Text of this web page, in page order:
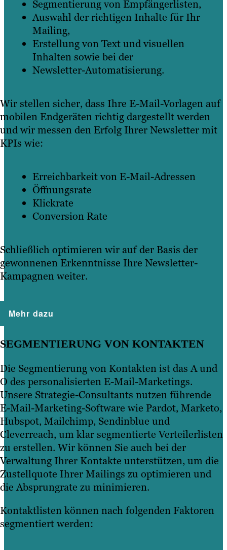
Segmentierung von Empfängerlisten,
Auswahl der richtigen Inhalte für Ihr
Mailing,
Erstellung von Text und visuellen
Inhalten sowie bei der
Newsletter-Automatisierung.
Wir stellen sicher, dass Ihre E-Mail-Vorlagen auf
mobilen Endgeräten richtig dargestellt werden
und wir messen den Erfolg Ihrer Newsletter mit
KPIs wie:
Erreichbarkeit von E-Mail-Adressen
Öffnungsrate
Klickrate
Conversion Rate
Schließlich optimieren wir auf der Basis der
gewonnenen Erkenntnisse Ihre Newsletter-
Kampagnen weiter.
Mehr dazu
SEGMENTIERUNG VON KONTAKTEN
Die Segmentierung von Kontakten ist das A und
O des personalisierten E-Mail-Marketings.
Unsere Strategie-Consultants nutzen führende
E-Mail-Marketing-Software wie Pardot, Marketo,
Hubspot, Mailchimp, Sendinblue und
Cleverreach, um klar segmentierte Verteilerlisten
zu erstellen. Wir können Sie auch bei der
Verwaltung Ihrer Kontakte unterstützen, um die
Zustellquote Ihrer Mailings zu optimieren und
die Absprungrate zu minimieren.
Kontaktlisten können nach folgenden Faktoren
segmentiert werden: